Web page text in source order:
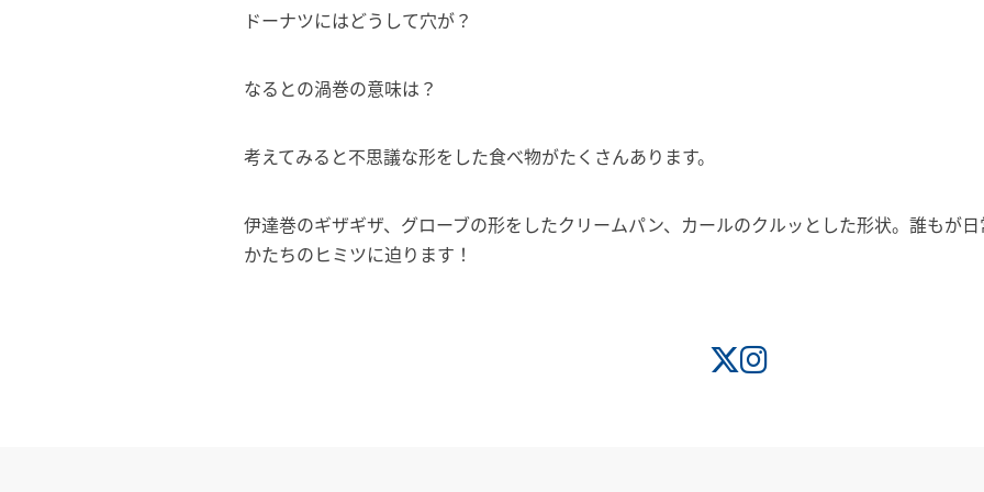
ドーナツにはどうして穴が？
なるとの渦巻の意味は？
考えてみると不思議な形をした食べ物がたくさんあります。
伊達巻のギザギザ、グローブの形をしたクリームパン、カールのクルッとした形状。誰もが
かたちのヒミツに迫ります！